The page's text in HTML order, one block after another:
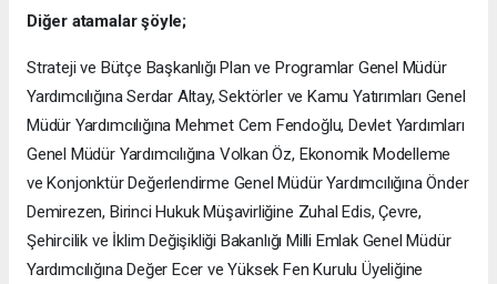
Diğer atamalar şöyle;
Strateji ve Bütçe Başkanlığı Plan ve Programlar Genel Müdür
Yardımcılığına Serdar Altay, Sektörler ve Kamu Yatırımları Genel
Müdür Yardımcılığına Mehmet Cem Fendoğlu, Devlet Yardımları
Genel Müdür Yardımcılığına Volkan Öz, Ekonomik Modelleme
ve Konjonktür Değerlendirme Genel Müdür Yardımcılığına Önder
Demirezen, Birinci Hukuk Müşavirliğine Zuhal Edis, Çevre,
Şehircilik ve İklim Değişikliği Bakanlığı Milli Emlak Genel Müdür
Yardımcılığına Değer Ecer ve Yüksek Fen Kurulu Üyeliğine